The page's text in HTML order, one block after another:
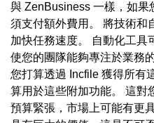
與 ZenBusiness 一樣，如
須支付額外費用。 將技術和
加快任務速度。 自動化工具
使您的團隊能夠專注於業務
您打算透過 Incfile 獲得所有
算用於這些附加功能。 這對
預算緊張，市場上可能有更